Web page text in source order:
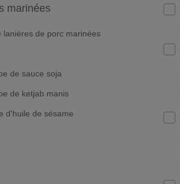
marinées
lanières de porc marinées
de sauce soja
de ketjab manis
d'huile de sésame